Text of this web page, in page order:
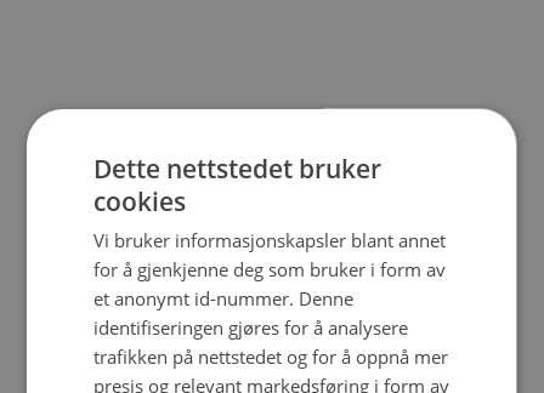
Dette nettstedet bruker
cookies
Vi bruker informasjonskapsler blant annet
for å gjenkjenne deg som bruker i form av
et anonymt id-nummer. Denne
identifiseringen gjøres for å analysere
trafikken på nettstedet og for å oppnå mer
presis og relevant markedsføring i form av